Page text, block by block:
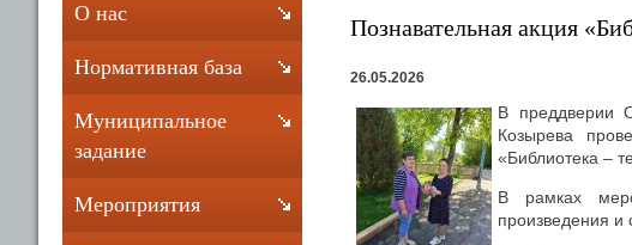
Познавательная акция
26.05.2026
В преддверии
Козырева
«Библиотека –
В рамках
произведения и
О нас
Нормативная база
Муниципальное
задание
Мероприятия